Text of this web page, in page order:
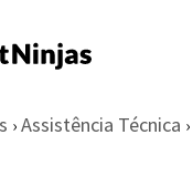
› Assistência Técnica ›